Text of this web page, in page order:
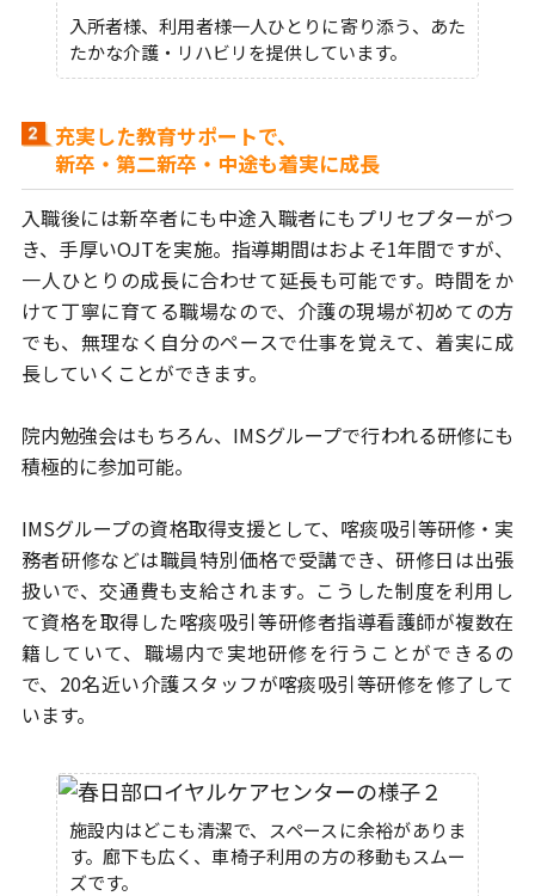
入所者様、利用者様一人ひとりに寄り添う、あた
たかな介護・リハビリを提供しています。
充実した教育サポートで、
新卒・第二新卒・中途も着実に成長
入職後には新卒者にも中途入職者にもプリセプターがつ
き、手厚いOJTを実施。指導期間はおよそ1年間ですが、
一人ひとりの成長に合わせて延長も可能です。 時間をか
けて丁寧に育てる職場なので、介護の現場が初めての方
でも、 無理なく自分のペースで仕事を覚えて、着実に成
長していくことができます。
院内勉強会はもちろん、IMSグループで行われる研修にも
積極的に参加可能。
IMSグループの資格取得支援として、喀痰吸引等研修・実
務者研修などは職員特別価格で受講でき、研修日は出張
扱いで、交通費も支給されます。 こうした制度を利用し
て資格を取得した喀痰吸引等研修者指導看護師が複数在
籍していて、職場内で実地研修を行うことができるの
で、 20名近い介護スタッフが喀痰吸引等研修を修了して
います。
施設内はどこも清潔で、スペースに余裕がありま
す。廊下も広く、車椅子利用の方の移動もスムー
ズです。